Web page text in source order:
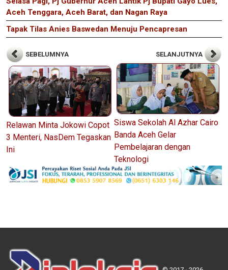
Aceh Tenggara, Aceh Barat, dan Nagan Raya
Tapak Tilas Anies Baswedan Menuju Pencapresan
SEBELUMNYA
Relawan Minta Jokowi Copot
3 Menteri, NasDem Tegaskan
Ini
SELANJUTNYA
Siswa Sekolah Al Azhar Cairo
Banda Aceh Gelar
Pembelajaran dengan
Teknologi